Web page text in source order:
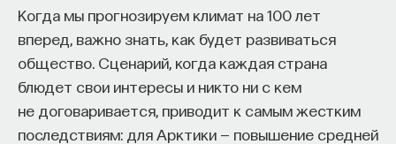
Когда мы прогнозируем климат на 100 лет
вперед, важно знать, как будет развиваться
общество. Сценарий, когда каждая страна
блюдет свои интересы и никто ни с кем
не договаривается, приводит к самым жестким
последствиям: для Арктики — повышение средней